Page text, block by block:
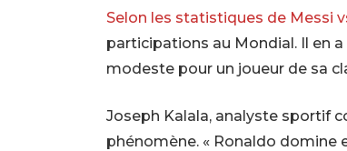
Selon les statistiques de Messi
participations au Mondial. Il en
modeste pour un joueur de sa
Joseph Kalala, analyste sportif
phénomène. « Ronaldo domine